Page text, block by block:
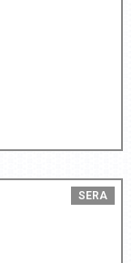
SERA